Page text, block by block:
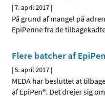
|7. april 2017 |
På grund af mangel på
EpiPenne fra de
Flere batcher af
|5. april 2017 |
MEDA har besluttet at
af EpiPen®. Det drejer sig